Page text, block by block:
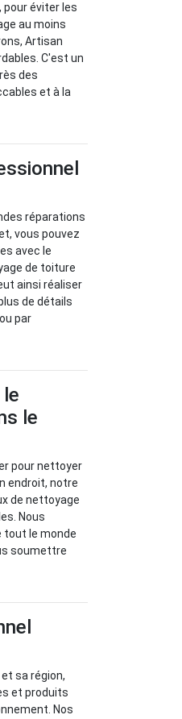
pour éviter les
au moins
Artisan
C'est un
des
et à la
réparations
vous pouvez
avec le
de toiture
ainsi réaliser
de détails
par
le
pour nettoyer
endroit, notre
de nettoyage
Nous
tout le monde
soumettre
sa région,
et produits
Nos